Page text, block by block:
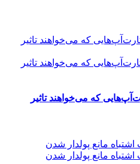
که می‌خواهند تاثیر